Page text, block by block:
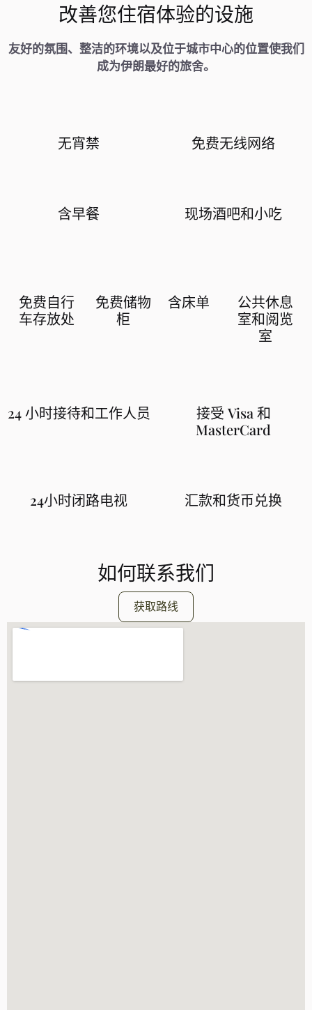
改善您住宿体验的设施
友好的氛围、整洁的环境以及位于城市中心的位置使我们
成为伊朗最好的旅舍。
无宵禁 免费无线网络
含早餐 现场酒吧和小吃
免费自行
车存放处
免费储物
柜
含床单
公共休息
室和阅览
室
24 小时接待和工作人员
接受 Visa 和
MasterCard
24小时闭路电视 汇款和货币兑换
如何联系我们
获取路线